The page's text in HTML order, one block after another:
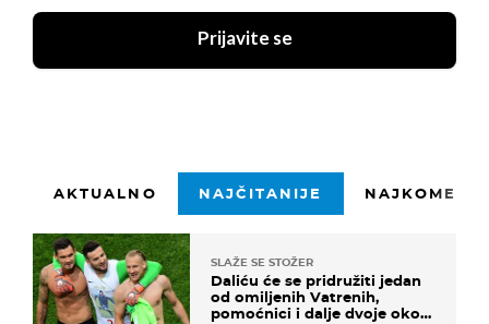
Prijavite se
AKTUALNO NAJČITANIJE
SLAŽE SE STOŽER
Daliću će se pridružiti jedan
od omiljenih Vatrenih,
pomoćnici i dalje dvoje oko